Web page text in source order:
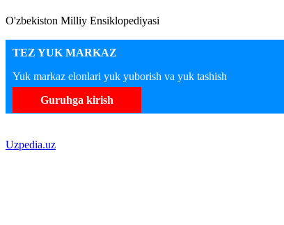
O'zbekiston Milliy Ensiklopediyasi
TEZ YUK MARKAZ
Yuk markaz elonlari yuk yuborish va yuk tashish
Guruhga kirish
Uzpedia.uz